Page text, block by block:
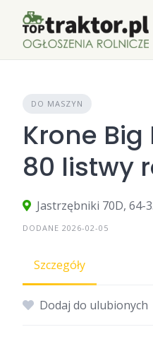
content
DO MASZYN
Krone Big
80 listwy
Jastrzębniki 70D, 64-
DODANE 2026-02-05
Szczegóły
Dodaj do ulubionych